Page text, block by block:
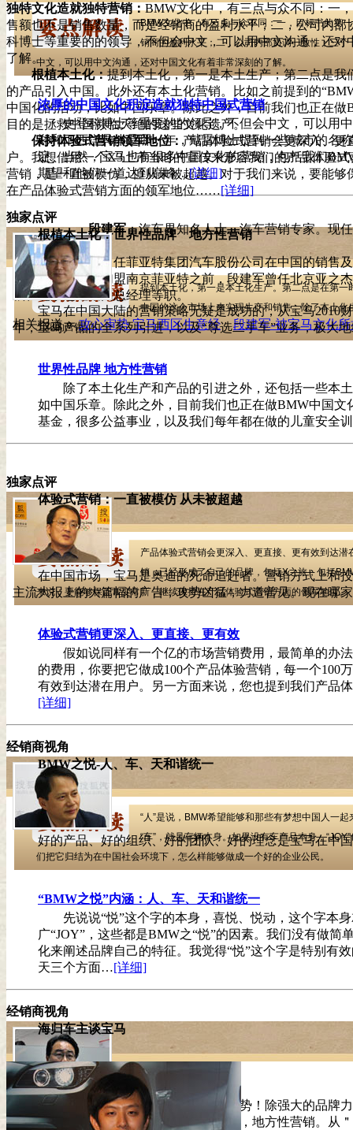
独特文化造就独特营销：BMW文化中，有三点与众不同：一
售额也不是销售数量，而是经销商的盈利水平；二，公司内部
科博士等重要的的领导，不但会中文，可以用中文沟通，还对
了解。
根植本土化：提到本土化，第一是本土生产；第二点是我
的产品引入中国。此外还有本土化营销。比如之前提到的
中国化的活动，比如中国乐章。除此之外，目前我们也正在做
目的是拯救中国濒临灭绝的这些文化遗产。
保持体验式营销领军地位：产品体验式营销会更深入、更
户。我想借用一个X3上市当时的宣传来形容我们的产品体验
营销，是一直被模仿，但从未被超越。对于我们来说，要能够
在产品体验式营销方面的领军地位……[详细]
段建军：汽车界知名人士、汽车营销专家。现
兼西区总监。曾
任菲亚特集团汽车股份公司在中国的销售及市
特的商务总监。加盟南京菲亚特之前，段建军曾任北京亚之
裁、北京运通集团总经理等职。
相关报道：攻心审势 宝马西区生意经 段建军-被宝马文化
BMW文化中，有三点与众不同：一，目标书的第一条不是
销商的盈利水平；二，公司内部协调一致性；三个，史登
中文，可以用中文沟通，还对中国文化有着非常深刻的了解。
浓厚的中国文化积淀造就独特中国式营销
史登科博士等重要的的领导，不但会中文，可以用
郑和下西洋具体是哪一年，戴雷博士提到一些城市的名
淀。当然，宝马也有很多中国文化的营销，包括我们
期望和他们一道达到巅峰…[详细]
独家点评
宝马在中国大陆的营销策略无疑是成功的，从宝马2010
年，宝马产品的全系列引进，以及“尊选二手车”业务，极大
根植本土化：世界性品牌 地方性营销
提到本土化，第一是本土化生产。第二点是在第一时间把
中国的这个市场上来实现生产和销售。除了本土化生产和
土化的营销。
世界性品牌 地方性营销
除了本土化生产和产品的引进之外，还包括一些本
如中国乐章。除此之外，目前我们也正在做BMW中国
基金，很多公益事业，以及我们每年都在做的儿童安全
独家点评
在中国市场，宝马是奥迪的死命追赶者。营销方式上和
主流大报上的大篇幅的广告，攻势凶猛，力道普见。现在哪
体验式营销：一直被模仿 从未被超越
产品体验式营销会更深入、更直接、更有效到达潜在用户
销，已经形成了自己的品牌，包括X之旅，包括BMW中国
来说，要能够保证常变常新，继续保持在产品体验式营销方面的领军地位。
体验式营销更深入、更直接、更有效
假如说同样有一个亿的市场营销费用，最简单的办
的费用，你要把它做成100个产品体验营销，每一个100
有效到达潜在用户。另一方面来说，您也提到我们产品
[详细]
经销商视角
好的产品、好的组织、好的团队、好的理念是宝马在中
BMW之悦-人、车、天和谐统一
“人”是说，BMW希望能够和那些有梦想中国人一起来帮
“车”，就是车辆本身。如果没有车产品本身，“JOY”也就不
们把它归结为在中国社会环境下，怎么样能够做成一个好的企业公民。
“BMW之悦”内涵：人、车、天和谐统一
先说说“悦”这个字的本身，喜悦、悦动，这个字本
广“JOY”，这些都是BMW之“悦”的因素。我们没有做
化来阐述品牌自己的特征。我觉得“悦”这个字是特别有
天三个方面…[详细]
经销商视角
宝马品牌异军突起，大有赶超奥迪之势！除强大的品牌
因素、审美价值等新的方面。世界性品牌，地方性营销。从
海归车主谈宝马